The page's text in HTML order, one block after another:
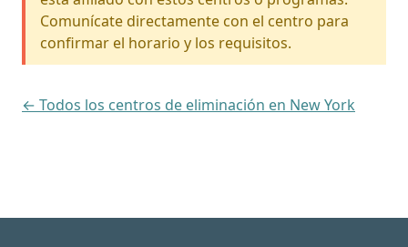
Comunícate directamente con el centro para
confirmar el horario y los requisitos.
← Todos los centros de eliminación en New York